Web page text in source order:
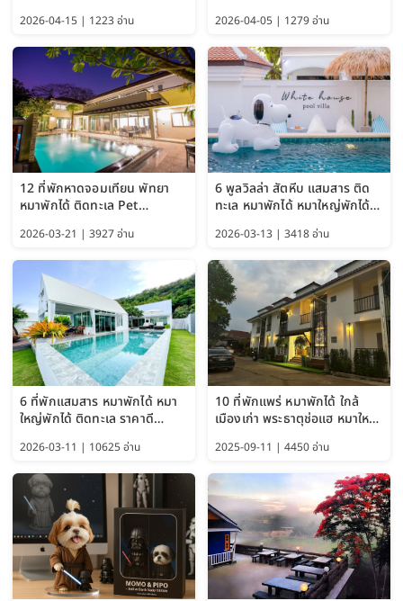
2026-04-15 | 1223 อ่าน
Bangkok อัปเดตล่าสุด
2026-04-05 | 1279 อ่าน
12 ที่พักหาดจอมเทียน พัทยา
หมาพักได้ ติดทะเล Pet
พักได้ อัปเดต 2569
2026-03-21 | 3927 อ่าน
6 พูลวิลล่า สัตหีบ แสมสาร ติด
ทะเล หมาพักได้ หมาใหญ่พักได้
2026-03-13 | 3418 อ่าน
6 ที่พักแสมสาร หมาพักได้ หมา
ใหญ่พักได้ ติดทะเล ราคาดี
2026-03-11 | 10625 อ่าน
10 ที่พักแพร่ หมาพักได้ ใกล้
เมืองเก่า พระธาตุช่อแฮ หมาใหญ่
2025-09-11 | 4450 อ่าน